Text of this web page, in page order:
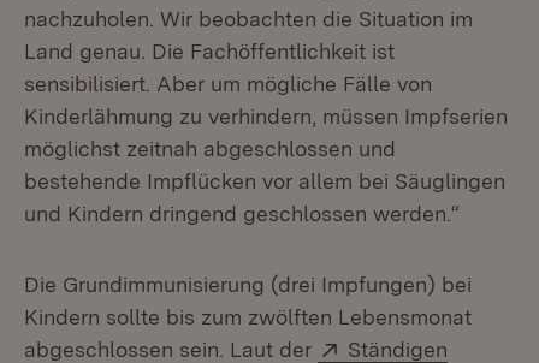
nachzuholen. Wir beobachten die Situation im
Land genau. Die Fachöffentlichkeit ist
sensibilisiert. Aber um mögliche Fälle von
Kinderlähmung zu verhindern, müssen Impfserien
möglichst zeitnah abgeschlossen und
bestehende Impflücken vor allem bei Säuglingen
und Kindern dringend geschlossen werden.“
Die Grundimmunisierung (drei Impfungen) bei
Kindern sollte bis zum zwölften Lebensmonat
abgeschlossen sein. Laut der
Extern:
Ständigen